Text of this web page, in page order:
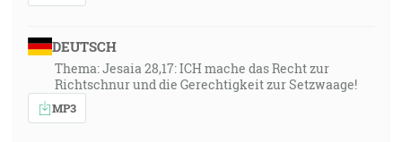
DEUTSCH
Thema: Jesaia 28,17: ICH mache das Recht zur
Richtschnur und die Gerechtigkeit zur Setzwaage!
MP3